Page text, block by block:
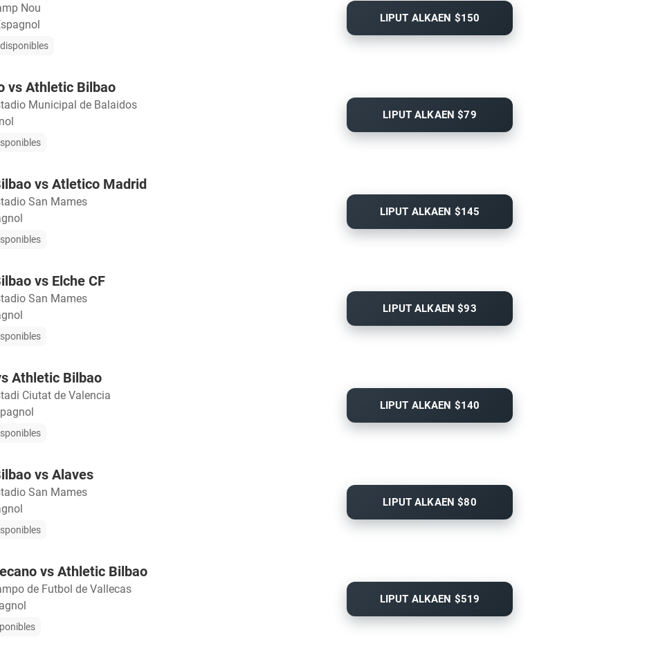
Nou
LIPUT ALKAEN $150
vs Athletic Bilbao
Municipal de Balaidos
LIPUT ALKAEN $79
vs Atletico Madrid
San Mames
LIPUT ALKAEN $145
vs Elche CF
San Mames
LIPUT ALKAEN $93
Athletic Bilbao
Ciutat de Valencia
LIPUT ALKAEN $140
vs Alaves
San Mames
LIPUT ALKAEN $80
vs Athletic Bilbao
de Futbol de Vallecas
LIPUT ALKAEN $519